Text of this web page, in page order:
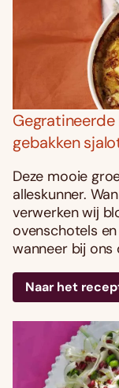
gebakken
Deze mooie
alleskunner.
verwerken wĳ
ovenschotels
wanneer bij
Naar het